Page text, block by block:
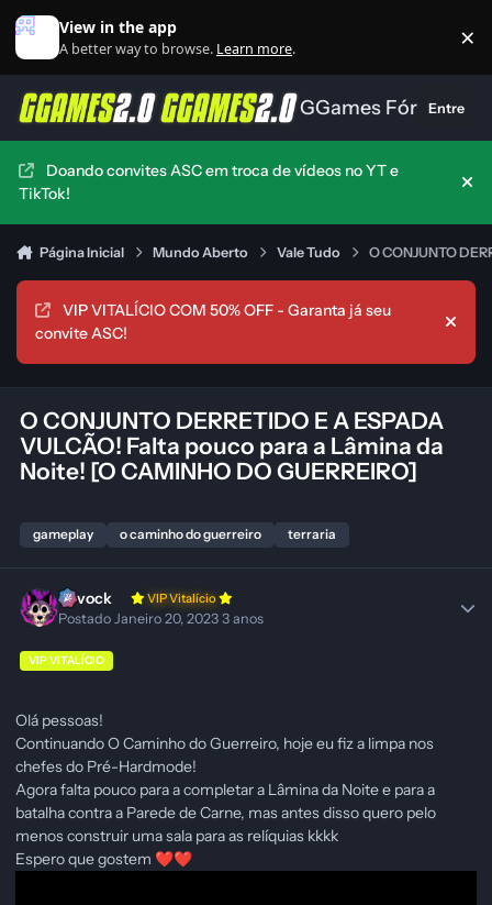
Ir para conteúdo
View in the app
A better way to browse. Learn more. ×
GGames FórumEntre
Doando convites ASC em troca de vídeos no YT e
TikTok!
Página Inicial Mundo Aberto Vale Tudo O CONJUNTO
VIP VITALÍCIO COM 50% OFF - Garanta já seu
convite ASC!
Hide
O CONJUNTO DERRETIDO E A ESPADA
VULCÃO! Falta pouco para a Lâmina da
Noite! [O CAMINHO DO GUERREIRO]
gameplay o caminho do guerreiro terraria
Ravock VIP Vitalício
Postado Janeiro 20, 20233 anos
VIP VITALÍCIO
Olá pessoas!
Continuando O Caminho do Guerreiro, hoje eu fiz a limpa nos
chefes do Pré-Hardmode!
Agora falta pouco para a completar a Lâmina da Noite e para a
batalha contra a Parede de Carne, mas antes disso quero pelo
menos construir uma sala para as relíquias kkkk
Espero que gostem ❤️❤️